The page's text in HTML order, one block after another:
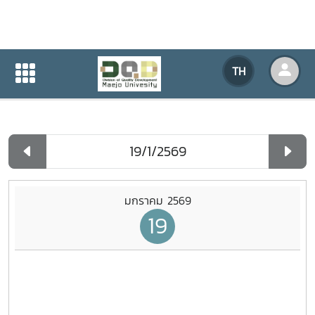
TH
ปฏิทินกิจกรรมของหน่วยงาน
ปฏิทินกิจกรรมของหน่วยงาน
มกราคม 2569
19